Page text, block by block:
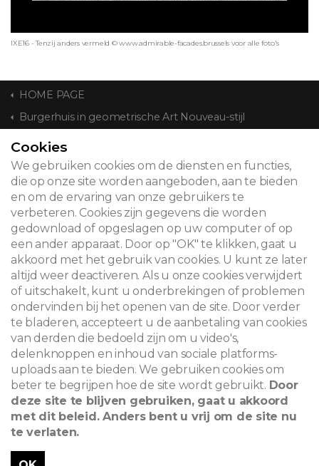
IXE16 - Tenzij anders vermeld © www.admirable-facades.brussels voor alle foto's
HOME PAGE
Burgerhuis in geometrische Art Nouveau-stijl
CONTACT
© 2026
Juridische kennisgeving
Newsletter
Zoeken
Cookies
We gebruiken cookies om de diensten en functies,
die op onze site worden aangeboden, aan te bieden
en om de ervaring van onze gebruikers te
verbeteren. Cookies zijn gegevens die worden
gedownload of opgeslagen op uw computer of op
een ander apparaat. Door op "OK" te klikken, gaat u
akkoord met het gebruik van cookies. U kunt ze later
altijd weer deactiveren. Als u onze cookies verwijdert
of uitschakelt, kunt u onderbrekingen of problemen
ondervinden bij het openen van de site. Door verder
te bladeren, accepteert u de aanbetaling van cookies
van derden die bedoeld zijn om u video's,
delenknoppen en inhoud van sociale platforms-
uploads aan te bieden. We gebruiken cookies om
beter te begrijpen hoe de site wordt gebruikt. Door
deze site te blijven gebruiken, gaat u akkoord
met dit beleid. Anders bent u vrij om de site nu
te verlaten.